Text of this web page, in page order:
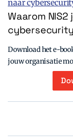
Waarom
Download het e-
jouw organisatie